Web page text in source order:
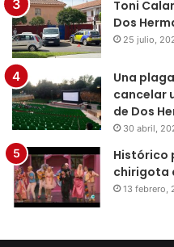
Toni
Dos
25 julio,
Una
cancelar
de Dos
30 abril,
Histórico
chirigota
13 febrero,